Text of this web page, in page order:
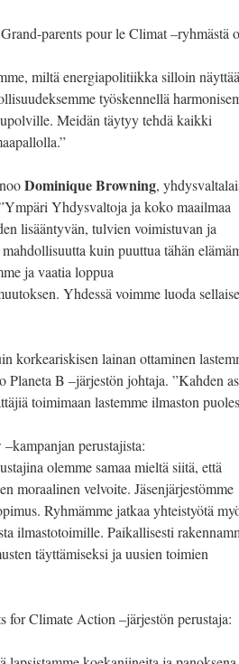
parents pour le Climat –ryhmästä
miltä energiapolitiikka silloin
työskennellä
Meidän täytyy tehdä kaikki
Dominique Browning,
Yhdysvaltoja ja koko maailmaa
lisääntyvän, tulvien voimistuvan ja
kuin puuttua tähän
ja vaatia loppua
Yhdessä voimme luoda
korkeariskisen lainan ottaminen
Planeta B –järjestön johtaja. ”Kahden
toimimaan lastemme ilmaston
perustajista:
olemme samaa mieltä siitä, että
moraalinen velvoite. Jäsenjärjestömme
Ryhmämme jatkaa yhteistyötä
ilmastotoimille. Paikallisesti
täyttämiseksi ja uusien toimien
for Climate Action –järjestön perustaja: